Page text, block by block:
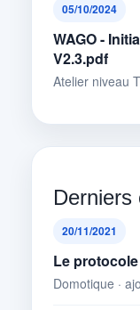
05/10/2024
WAGO -
V2.3.pdf
Atelier niveau
Derniers
20/11/2021
Le
Domotique ·